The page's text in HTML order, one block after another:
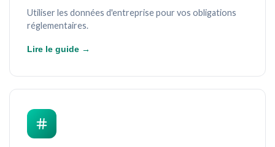
Utiliser les données d'entreprise pour vos obligations
réglementaires.
Lire le guide →